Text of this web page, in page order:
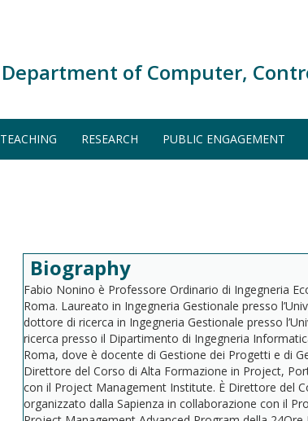
Department of Computer,
TEACHING RESEARCH PUBLIC ENGAGEMENT
Biography
Fabio Nonino è Professore Ordinario di Ingegneria
Roma. Laureato in Ingegneria Gestionale presso
dottore di ricerca in Ingegneria Gestionale presso
ricerca presso il Dipartimento di Ingegneria
Roma, dove è docente di Gestione dei Progetti e di
Direttore del Corso di Alta Formazione in Project,
con il Project Management Institute. È Direttore del
organizzato dalla Sapienza in collaborazione con il